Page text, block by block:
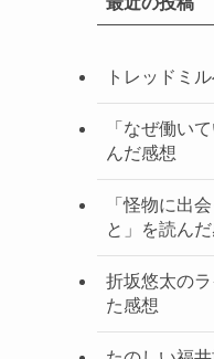
トレッドミ
「なぜ働い
んだ感想
「怪物に出
と」を読ん
折坂悠太の
た感想